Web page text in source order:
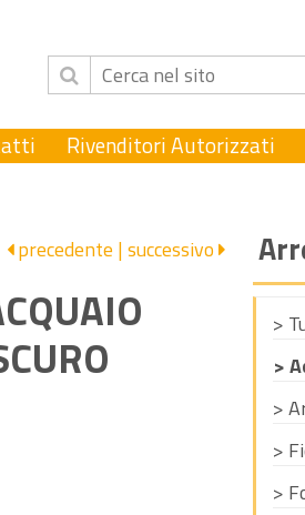
Rivenditori Autorizzati
precedente successivo
>
>
>
>
>